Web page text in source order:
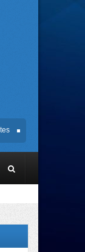
Encontro de